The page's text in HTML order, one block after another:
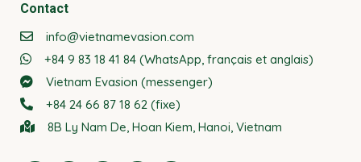
Contact
info@vietnamevasion.com
+84 9 83 18 41 84 (WhatsApp, français et anglais)
Vietnam Evasion (messenger)
+84 24 66 87 18 62 (fixe)
8B Ly Nam De, Hoan Kiem, Hanoi, Vietnam